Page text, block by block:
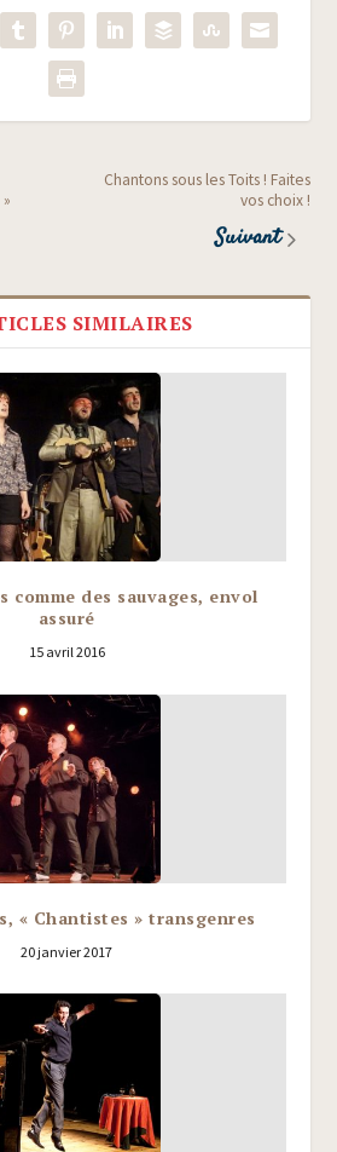
Chantons sous les Toits ! Faites
vos choix !
Suivant
SIMILAIRES
comme des sauvages, envol
assuré
15 avril 2016
« Chantistes » transgenres
20 janvier 2017